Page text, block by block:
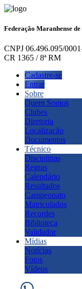
Federação Maranhense
CNPJ 06.496.095/
CR 1365 / 8ª RM
Cadastre-se
Entrar
Sobre
Quem Somos
Clubes
Diretoria
Localização
Documentos
Técnico
Disciplinas
Regras
Calendário
Resultados
Campeonato
Matriculados
Recordes
Biblioteca
Validador
Mídias
Notícias
Fotos
Vídeos